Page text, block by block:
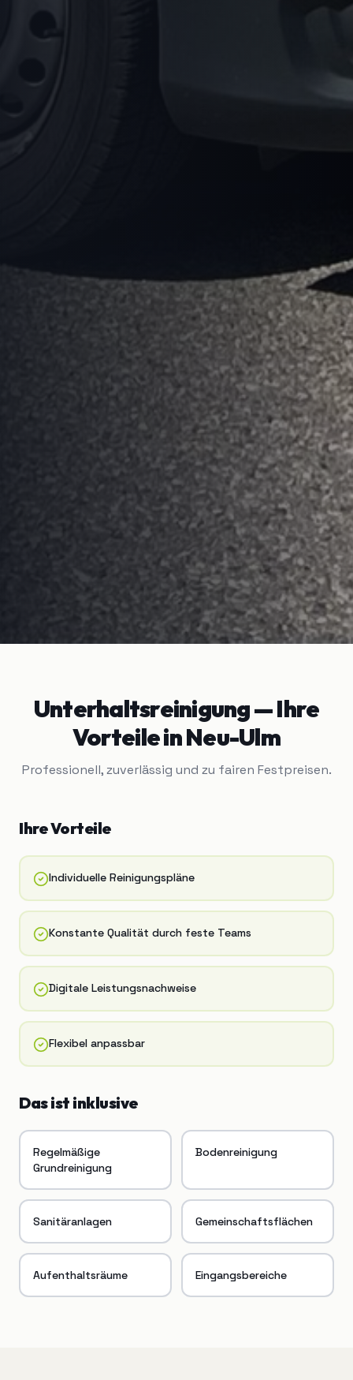
Unterhaltsreinigung— Ihre
Vorteile inNeu-Ulm
Professionell, zuverlässig und zu fairen Festpreisen.
Ihre Vorteile
Individuelle Reinigungspläne
Konstante Qualität durch feste Teams
Digitale Leistungsnachweise
Flexibel anpassbar
Das ist inklusive
Regelmäßige
Grundreinigung
Bodenreinigung
Sanitäranlagen Gemeinschaftsflächen
Aufenthaltsräume Eingangsbereiche